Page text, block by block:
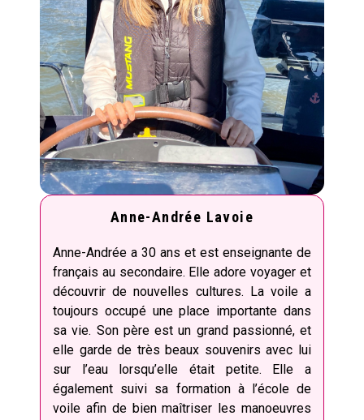
Anne-Andrée Lavoie
Anne-Andrée a 30 ans et est enseignante de
français au secondaire. Elle adore voyager et
découvrir de nouvelles cultures. La voile a
toujours occupé une place importante dans
sa vie. Son père est un grand passionné, et
elle garde de très beaux souvenirs avec lui
sur l’eau lorsqu’elle était petite. Elle a
également suivi sa formation à l’école de
voile afin de bien maîtriser les manoeuvres